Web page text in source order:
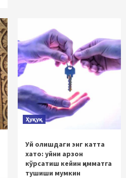
Ҳуқуқ
Уй олишдаги энг катта
хато: уйни арзон
кўрсатиш кейин қимматга
тушиши мумкин